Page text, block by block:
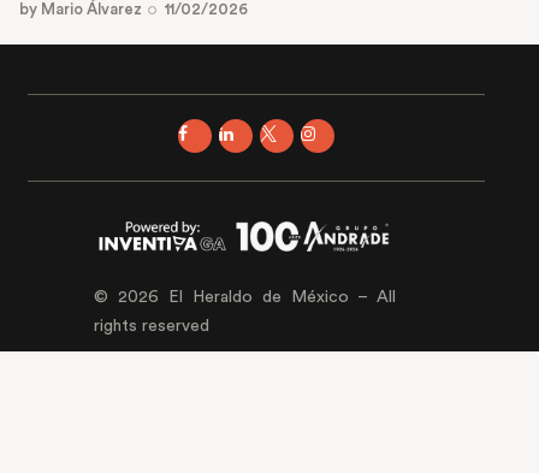
by Mario Álvarez 11/02/2026
© 2026 El Heraldo de México – All
rights reserved